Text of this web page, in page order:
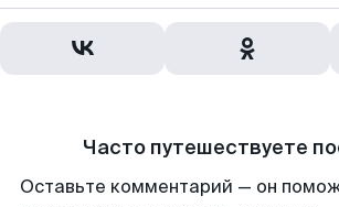
Часто путешествуете
Оставьте комментарий — он